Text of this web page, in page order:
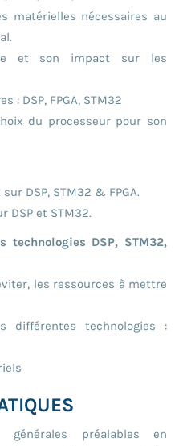
matérielles nécessaires au
et son impact sur les
: DSP, FPGA, STM32
du processeur pour son
DSP, STM32 & FPGA.
DSP et STM32.
technologies DSP, STM32,
les ressources à mettre
différentes technologies :
générales préalables en